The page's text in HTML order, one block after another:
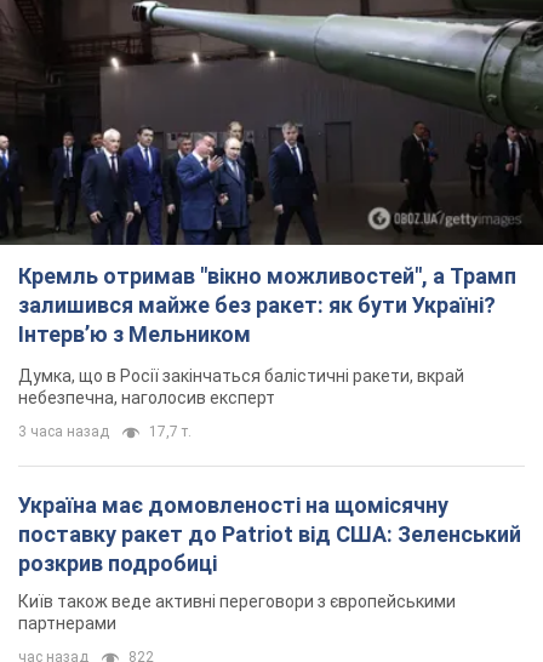
Кремль отримав "вікно можливостей", а Трамп
залишився майже без ракет: як бути Україні?
Інтерв’ю з Мельником
Думка, що в Росії закінчаться балістичні ракети, вкрай
небезпечна, наголосив експерт
3 часа назад 17,7 т.
Україна має домовленості на щомісячну
поставку ракет до Patriot від США: Зеленський
розкрив подробиці
партнерами
ремонтують системи Patriot – Tagesschau
Служба охорони зафіксувала шість прольотів БПЛА
3 часа назад